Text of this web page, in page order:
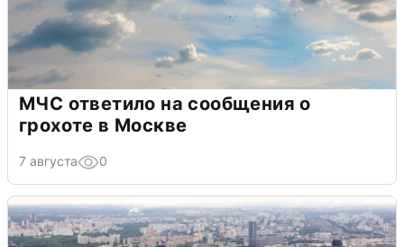
МЧС ответило на сообщения о
грохоте в Москве
7 августа 0